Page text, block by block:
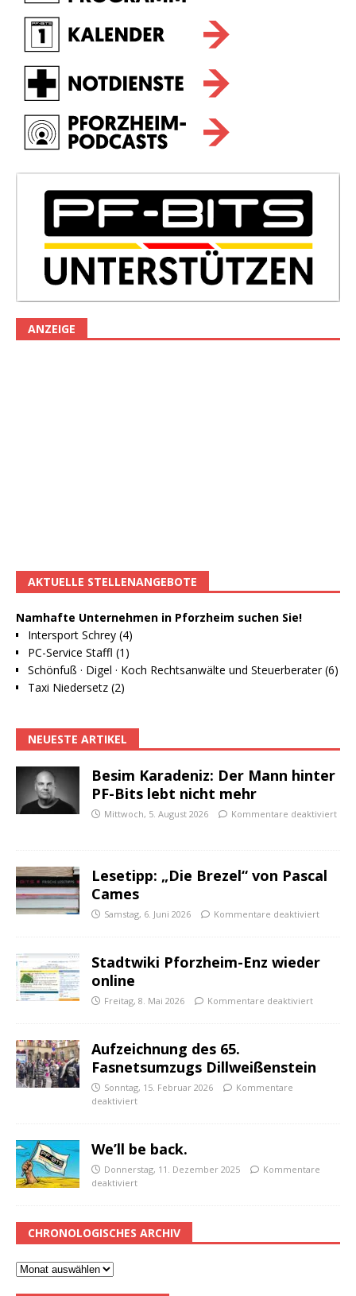
ANZEIGE
AKTUELLE STELLENANGEBOTE
Namhafte Unternehmen in Pforzheim suchen Sie!
Intersport Schrey (4)
PC-Service Staffl (1)
Schönfuß · Digel · Koch Rechtsanwälte und Steuerberater (6)
Taxi Niedersetz (2)
NEUESTE ARTIKEL
Besim Karadeniz: Der Mann hinter
PF-Bits lebt nicht mehr
Mittwoch, 5. August 2026 Kommentare deaktiviert
Lesetipp: „Die Brezel“ von Pascal
Cames
Samstag, 6. Juni 2026 Kommentare deaktiviert
Stadtwiki Pforzheim-Enz wieder
online
Freitag, 8. Mai 2026 Kommentare deaktiviert
Aufzeichnung des 65.
Fasnetsumzugs Dillweißenstein
Sonntag, 15. Februar 2026
Kommentare
deaktiviert
We’ll be back.
Donnerstag, 11. Dezember 2025
Kommentare
deaktiviert
CHRONOLOGISCHES ARCHIV